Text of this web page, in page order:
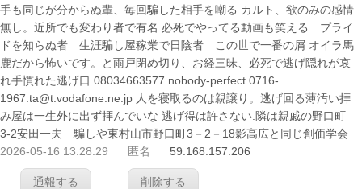
手も同じが分からぬ輩、毎回騙した相手を嘲る カルト、欲のみの感情
無し。近所でも変わり者で有名 必死でやってる動画も笑える プライ
ドを知らぬ者 生涯騙し屋稼業で日陰者 この世で一番の屑 オイラ馬
鹿だから怖いです。と雨戸閉め切り、お経三昧、必死で逃げ隠れが哀
れ手慣れた逃げ口 08034663577 nobody-perfect.0716-
1967.ta@t.vodafone.ne.jp 人を寝取るのは親譲り。逃げ回る薄汚い拝
み屋は一生外に出ず拝んでいな 逃げ得は許さない.隣は親戚の野口町
3-2安田一夫 騙しや東村山市野口町3－2－18影高広と同じ創価学会
2026-05-16 13:28:29
匿名 59.168.157.206
通報する 削除する